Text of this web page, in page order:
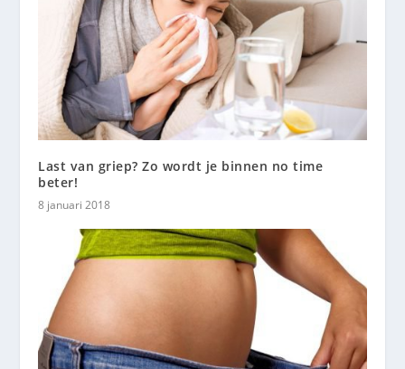
Last van griep? Zo wordt je binnen no time
beter!
8 januari 2018